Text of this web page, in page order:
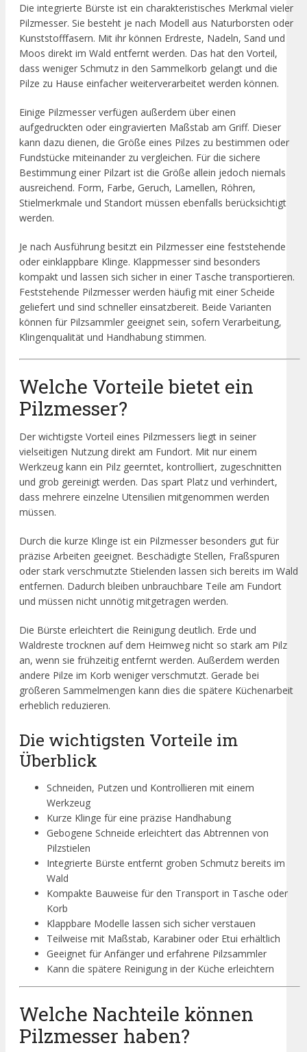
Die integrierte Bürste ist ein charakteristisches Merkmal vieler
Pilzmesser. Sie besteht je nach Modell aus Naturborsten oder
Kunststofffasern. Mit ihr können Erdreste, Nadeln, Sand und
Moos direkt im Wald entfernt werden. Das hat den Vorteil,
dass weniger Schmutz in den Sammelkorb gelangt und die
Pilze zu Hause einfacher weiterverarbeitet werden können.
Einige Pilzmesser verfügen außerdem über einen
aufgedruckten oder eingravierten Maßstab am Griff. Dieser
kann dazu dienen, die Größe eines Pilzes zu bestimmen oder
Fundstücke miteinander zu vergleichen. Für die sichere
Bestimmung einer Pilzart ist die Größe allein jedoch niemals
ausreichend. Form, Farbe, Geruch, Lamellen, Röhren,
Stielmerkmale und Standort müssen ebenfalls berücksichtigt
werden.
Je nach Ausführung besitzt ein Pilzmesser eine feststehende
oder einklappbare Klinge. Klappmesser sind besonders
kompakt und lassen sich sicher in einer Tasche transportieren.
Feststehende Pilzmesser werden häufig mit einer Scheide
geliefert und sind schneller einsatzbereit. Beide Varianten
können für Pilzsammler geeignet sein, sofern Verarbeitung,
Klingenqualität und Handhabung stimmen.
Welche Vorteile bietet ein
Pilzmesser?
Der wichtigste Vorteil eines Pilzmessers liegt in seiner
vielseitigen Nutzung direkt am Fundort. Mit nur einem
Werkzeug kann ein Pilz geerntet, kontrolliert, zugeschnitten
und grob gereinigt werden. Das spart Platz und verhindert,
dass mehrere einzelne Utensilien mitgenommen werden
müssen.
Durch die kurze Klinge ist ein Pilzmesser besonders gut für
präzise Arbeiten geeignet. Beschädigte Stellen, Fraßspuren
oder stark verschmutzte Stielenden lassen sich bereits im Wald
entfernen. Dadurch bleiben unbrauchbare Teile am Fundort
und müssen nicht unnötig mitgetragen werden.
Die Bürste erleichtert die Reinigung deutlich. Erde und
Waldreste trocknen auf dem Heimweg nicht so stark am Pilz
an, wenn sie frühzeitig entfernt werden. Außerdem werden
andere Pilze im Korb weniger verschmutzt. Gerade bei
größeren Sammelmengen kann dies die spätere Küchenarbeit
erheblich reduzieren.
Die wichtigsten Vorteile im
Überblick
Schneiden, Putzen und Kontrollieren mit einem
Werkzeug
Kurze Klinge für eine präzise Handhabung
Gebogene Schneide erleichtert das Abtrennen von
Pilzstielen
Integrierte Bürste entfernt groben Schmutz bereits im
Wald
Kompakte Bauweise für den Transport in Tasche oder
Korb
Klappbare Modelle lassen sich sicher verstauen
Teilweise mit Maßstab, Karabiner oder Etui erhältlich
Geeignet für Anfänger und erfahrene Pilzsammler
Kann die spätere Reinigung in der Küche erleichtern
Welche Nachteile können
Pilzmesser haben?